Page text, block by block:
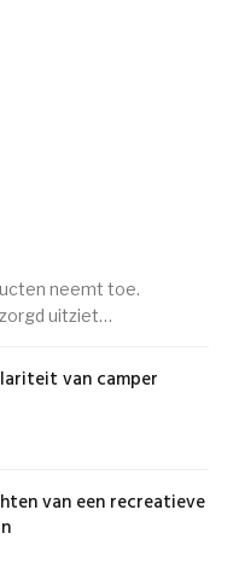
neemt toe.
uitziet…
van camper
van een recreatieve